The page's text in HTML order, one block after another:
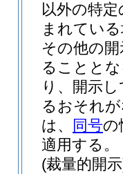
以外の特
まれてい
その他の
ることと
り、開示
るおそれ
は、
同号の
適用する。
(裁量的開